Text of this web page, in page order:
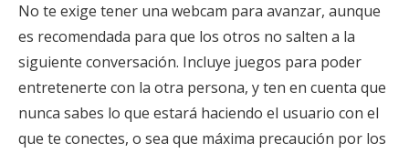
No te exige tener una webcam para avanzar, aunque
es recomendada para que los otros no salten a la
siguiente conversación. Incluye juegos para poder
entretenerte con la otra persona, y ten en cuenta que
nunca sabes lo que estará haciendo el usuario con el
que te conectes, o sea que máxima precaución por los